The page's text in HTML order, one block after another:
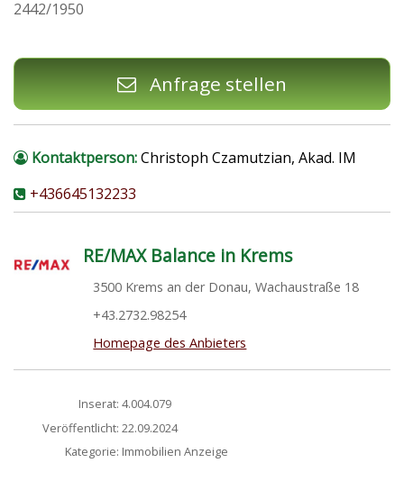
2442/1950
Anfrage stellen
Kontaktperson:Christoph Czamutzian, Akad. IM
+436645132233
RE/MAX Balance in Krems
3500 Krems an der Donau, Wachaustraße 18
+43.2732.98254
Homepage des Anbieters
Inserat: 4.004.079
Veröffentlicht: 22.09.2024
Kategorie: Immobilien Anzeige